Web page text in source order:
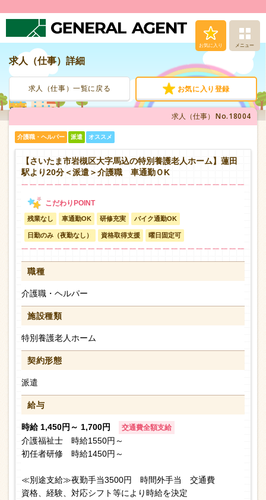
お気に入り メニュー
人材派遣サービス
転職支援サービス
登録から就業まで
お問い合わせ
求人（仕事）詳細
求人（仕事）一覧に戻る お気に入り登録
求人（仕事） No.18004
介護職・ヘルパー 派遣 オススメ
【さいたま市岩槻区大字馬込の特別養護老人ホーム】蓮田
駅より20分＜派遣＞介護職 車通勤ＯK
残業なし 車通勤OK 研修充実 バイク通勤OK
日勤のみ（夜勤なし） 資格取得支援 曜日固定可
職種
介護職・ヘルパー
施設種類
特別養護老人ホーム
契約形態
派遣
給与
時給 1,450円～ 1,700円 交通費全額支給
介護福祉士 時給1550円～
初任者研修 時給1450円～
≪別途支給≫夜勤手当3500円 時間外手当 交通費
資格、経験、対応シフト等により時給を決定